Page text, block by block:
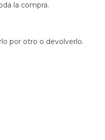
la compra.
por otro o devolverlo.